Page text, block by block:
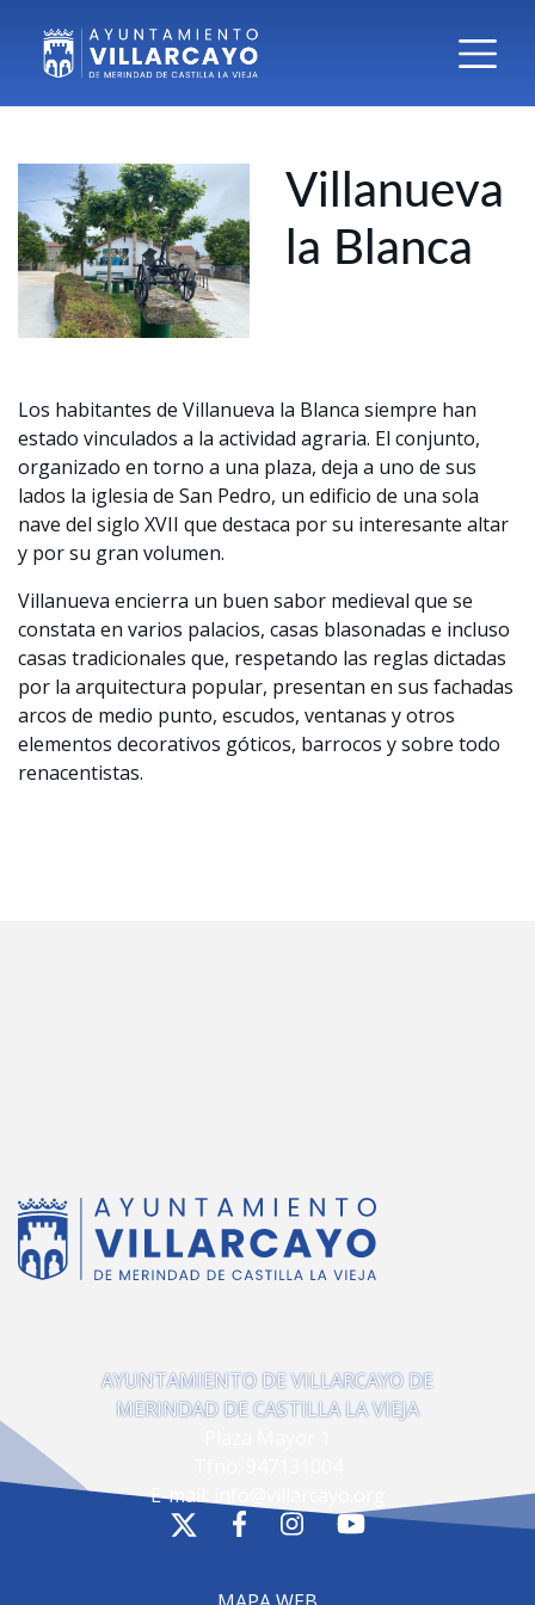
Villanueva
la Blanca
Los habitantes de Villanueva la Blanca siempre han
estado vinculados a la actividad agraria. El conjunto,
organizado en torno a una plaza, deja a uno de sus
lados la iglesia de San Pedro, un edificio de una sola
nave del siglo XVII que destaca por su interesante altar
y por su gran volumen.
Villanueva encierra un buen sabor medieval que se
constata en varios palacios, casas blasonadas e incluso
casas tradicionales que, respetando las reglas dictadas
por la arquitectura popular, presentan en sus fachadas
arcos de medio punto, escudos, ventanas y otros
elementos decorativos góticos, barrocos y sobre todo
renacentistas.
AYUNTAMIENTO DE VILLARCAYO DE
MERINDAD DE CASTILLA LA VIEJA
E-mail: